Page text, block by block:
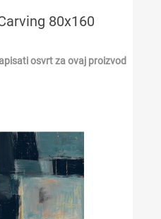
80x160
osvrt za ovaj proizvod